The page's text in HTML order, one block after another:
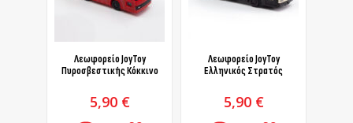
Λεωφορείο JoyToy
Πυροσβεστικής Κόκκινο
5,90 €
Λεωφορείο JoyToy
Ελληνικός Στρατός
5,90 €